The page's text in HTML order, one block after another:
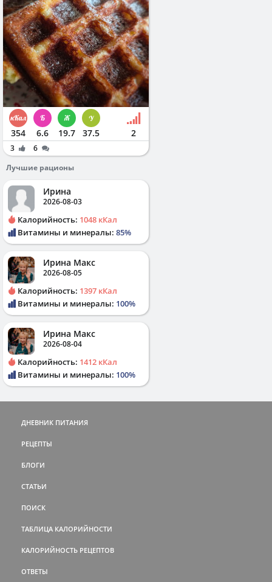
354 6.6 19.7 37.5 2
3
6
Лучшие рационы
Ирина
2026-08-03
Калорийность: 1048 кКал
Витамины и минералы: 85%
Ирина Макс
2026-08-05
Калорийность: 1397 кКал
Витамины и минералы: 100%
Ирина Макс
2026-08-04
Калорийность: 1412 кКал
Витамины и минералы: 100%
ДНЕВНИК ПИТАНИЯ
РЕЦЕПТЫ
БЛОГИ
СТАТЬИ
ПОИСК
ТАБЛИЦА КАЛОРИЙНОСТИ
КАЛОРИЙНОСТЬ РЕЦЕПТОВ
ОТВЕТЫ